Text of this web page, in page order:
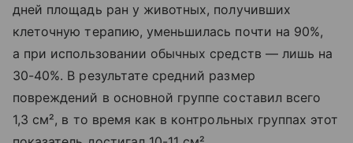
дней площадь ран у животных, получивших
клеточную терапию, уменьшилась почти на 90%,
а при использовании обычных средств — лишь на
30-40%. В результате средний размер
повреждений в основной группе составил всего
1,3 см², в то время как в контрольных группах этот